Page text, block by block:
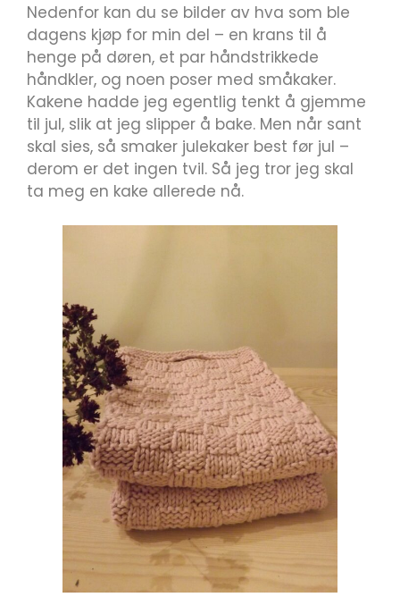
Nedenfor kan du se bilder av hva som ble
dagens kjøp for min del – en krans til å
henge på døren, et par håndstrikkede
håndkler, og noen poser med småkaker.
Kakene hadde jeg egentlig tenkt å gjemme
til jul, slik at jeg slipper å bake. Men når sant
skal sies, så smaker julekaker best før jul –
derom er det ingen tvil. Så jeg tror jeg skal
ta meg en kake allerede nå.